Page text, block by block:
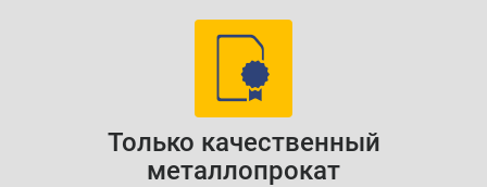
Только качественный
металлопрокат